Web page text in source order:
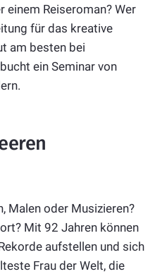
einem Reiseroman? Wer
für das kreative
am besten bei
ein Seminar von
Malen oder Musizieren?
Mit 92 Jahren können
aufstellen und sich
Frau der Welt, die